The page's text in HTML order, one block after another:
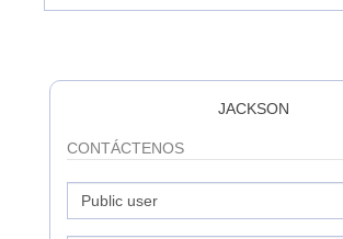
JACKSON
CONTÁCTENOS